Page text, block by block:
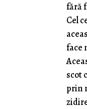
fără
Cel
face
scot
prin